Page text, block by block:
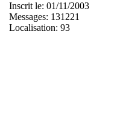
Inscrit le: 01/11/2003
Messages: 131221
Localisation: 93